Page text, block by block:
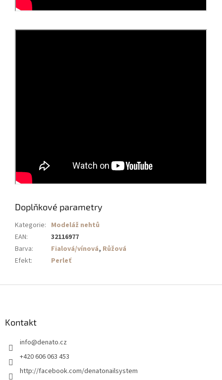
Doplňkové parametry
Kategorie: Modeláž nehtů
EAN:
32116977
Barva: Fialová/vínová, Růžová
Efekt: Perleť
Kontakt
info@denato.cz
+420 606 063 453
http://facebook.com/denatonailsystem